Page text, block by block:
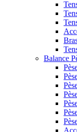
Balance